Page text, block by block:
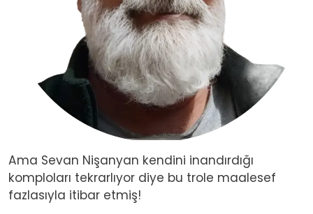
Ama Sevan Nişanyan kendini inandırdığı
komploları tekrarlıyor diye bu trole maalesef
fazlasıyla itibar etmiş!